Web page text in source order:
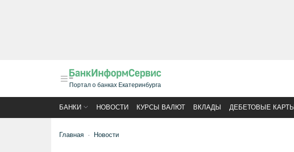
Портал о банках Екатеринбурга
БАНКИ НОВОСТИ КУРСЫ ВАЛЮТ ВКЛАДЫ ДЕБЕТОВЫЕ КАРТЫ
Главная Новости